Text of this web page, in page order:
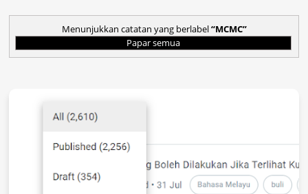
Menunjukkan catatan yang berlabel MCMC
Papar semua